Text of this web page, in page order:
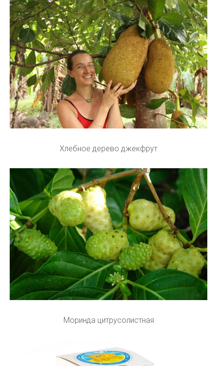
Хлебное дерево джекфрут
Моринда цитрусолистная